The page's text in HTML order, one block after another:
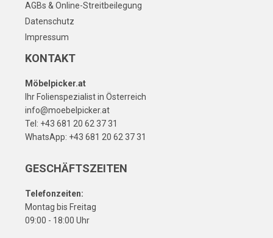
AGBs & Online-Streitbeilegung
Datenschutz
Impressum
KONTAKT
Möbelpicker.at
Ihr Folienspezialist in Österreich
info@moebelpicker.at
Tel: +43 681 20 62 37 31
WhatsApp: +43 681 20 62 37 31
GESCHÄFTSZEITEN
Telefonzeiten:
Montag bis Freitag
09:00 - 18:00 Uhr